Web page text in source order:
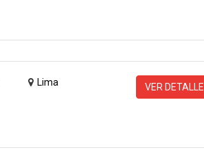
Lima VER DETALLE